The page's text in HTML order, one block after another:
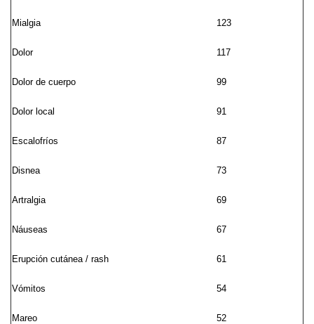
Mialgia 123
Dolor 117
Dolor de cuerpo 99
Dolor local 91
Escalofríos 87
Disnea 73
Artralgia 69
Náuseas 67
Erupción cutánea / rash 61
Vómitos 54
Mareo 52